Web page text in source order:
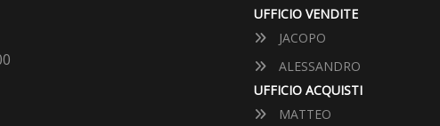
UFFICIO VENDITE
JACOPO
ALESSANDRO
UFFICIO ACQUISTI
MATTEO